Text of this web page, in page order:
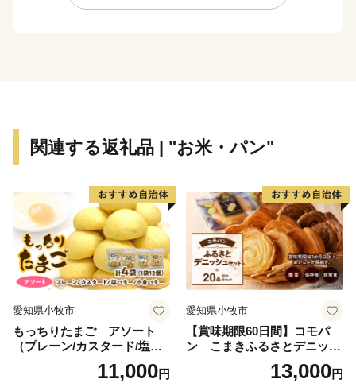
市には、純粋に哲学をテーマとした世界でも類が無い博
塚や、大海西山弥生の里遺跡公園をはじめ、漁具類に込
か、のと里山海道にある道の駅高松では、日本海が一望
できる「夕陽カフェ」を設置し、かほく市のグルメを堪
能しながら夕陽を眺めるスポットとして多くの観光客に
利用されています。
関連する返礼品 | "お米・パン"
愛知県小牧市
もっちりたまご アソート
（プレーン/カスタード/塩バ
ター/小倉バター）11,000円
愛知県小牧市
【賞味期限60日間】コモパ
ン こまきふるさとデニッシ
ュセット（20個入り）／災害
用備蓄 保存食 非常食 防災グ
13,000円